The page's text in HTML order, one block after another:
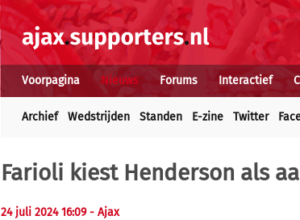
Voorpagina Nieuws Forums Interactief
Archief Wedstrijden Standen E-zine Twitter
Farioli kiest Henderson als
24 juli 2024 16:09 - Ajax